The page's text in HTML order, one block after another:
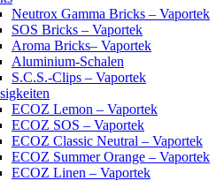
Neutrox Gamma Bricks – Vaportek
SOS Bricks – Vaportek
Aroma Bricks– Vaportek
Aluminium-Schalen
S.C.S.-Clips – Vaportek
ECOZ Lemon – Vaportek
ECOZ SOS – Vaportek
ECOZ Classic Neutral – Vaportek
ECOZ Summer Orange – Vaportek
ECOZ Linen – Vaportek